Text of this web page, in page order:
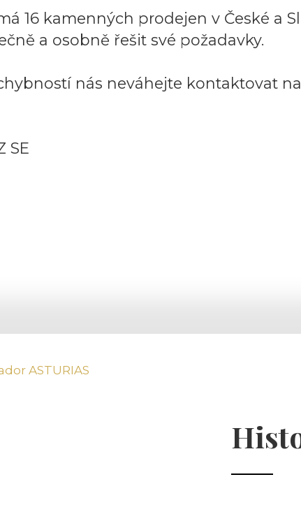
16 kamenných prodejen v České a
a osobně řešit své požadavky.
nás neváhejte kontaktovat
SE
ASTURIAS